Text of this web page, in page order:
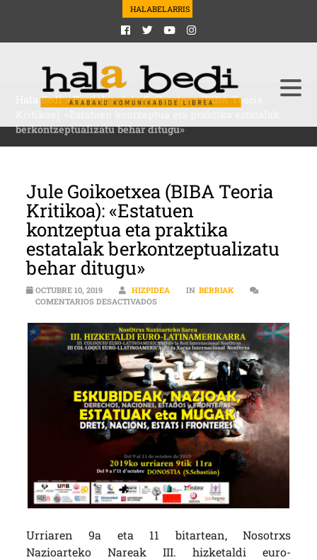
HALABELARRIS
Hala Bedi>Berriak>Jule Goikoetxea (BIBA Teoria
berkontzeptualizatu behar ditugu»
Jule Goikoetxea (BIBA Teoria
Kritikoa): «Estatuen
kontzeptua eta praktika
estatalak berkontzeptualizatu
behar ditugu»
OCTUBRE 10, 2019 HIZPIDEA IN BERRIAK
COMENTARIOS DESACTIVADOSEN JULE GOIKOETXEA (BIBA TEORIA
Urriaren 9a eta 11 bitartean, Nosotrxs
Nazioarteko Nareak III. hizketaldi euro-